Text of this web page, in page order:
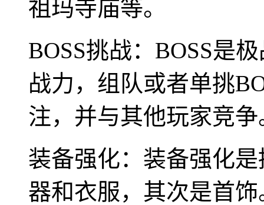
祖玛寺庙等。
BOSS挑战：BOSS是
战力，组队或者单挑
注，并与其他玩家竞争
装备强化：装备强化
器和衣服，其次是首